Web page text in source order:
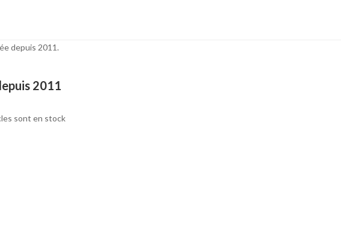
depuis 2011.
2011
sont en stock